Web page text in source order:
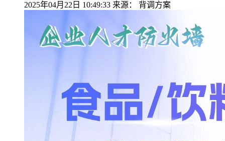
2025年04月22日 10:49:33 来源： 背调方案